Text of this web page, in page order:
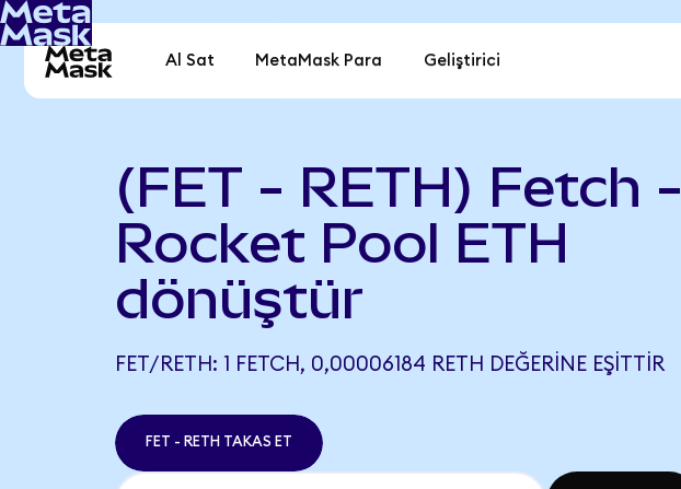
Al Sat MetaMask Para Geliştirici
(FET - RETH) Fetch -
Rocket Pool ETH
dönüştür
FET/RETH: 1 FETCH, 0,00006184 RETH DEĞERINE EŞITTIR
FET - RETH TAKAS ET